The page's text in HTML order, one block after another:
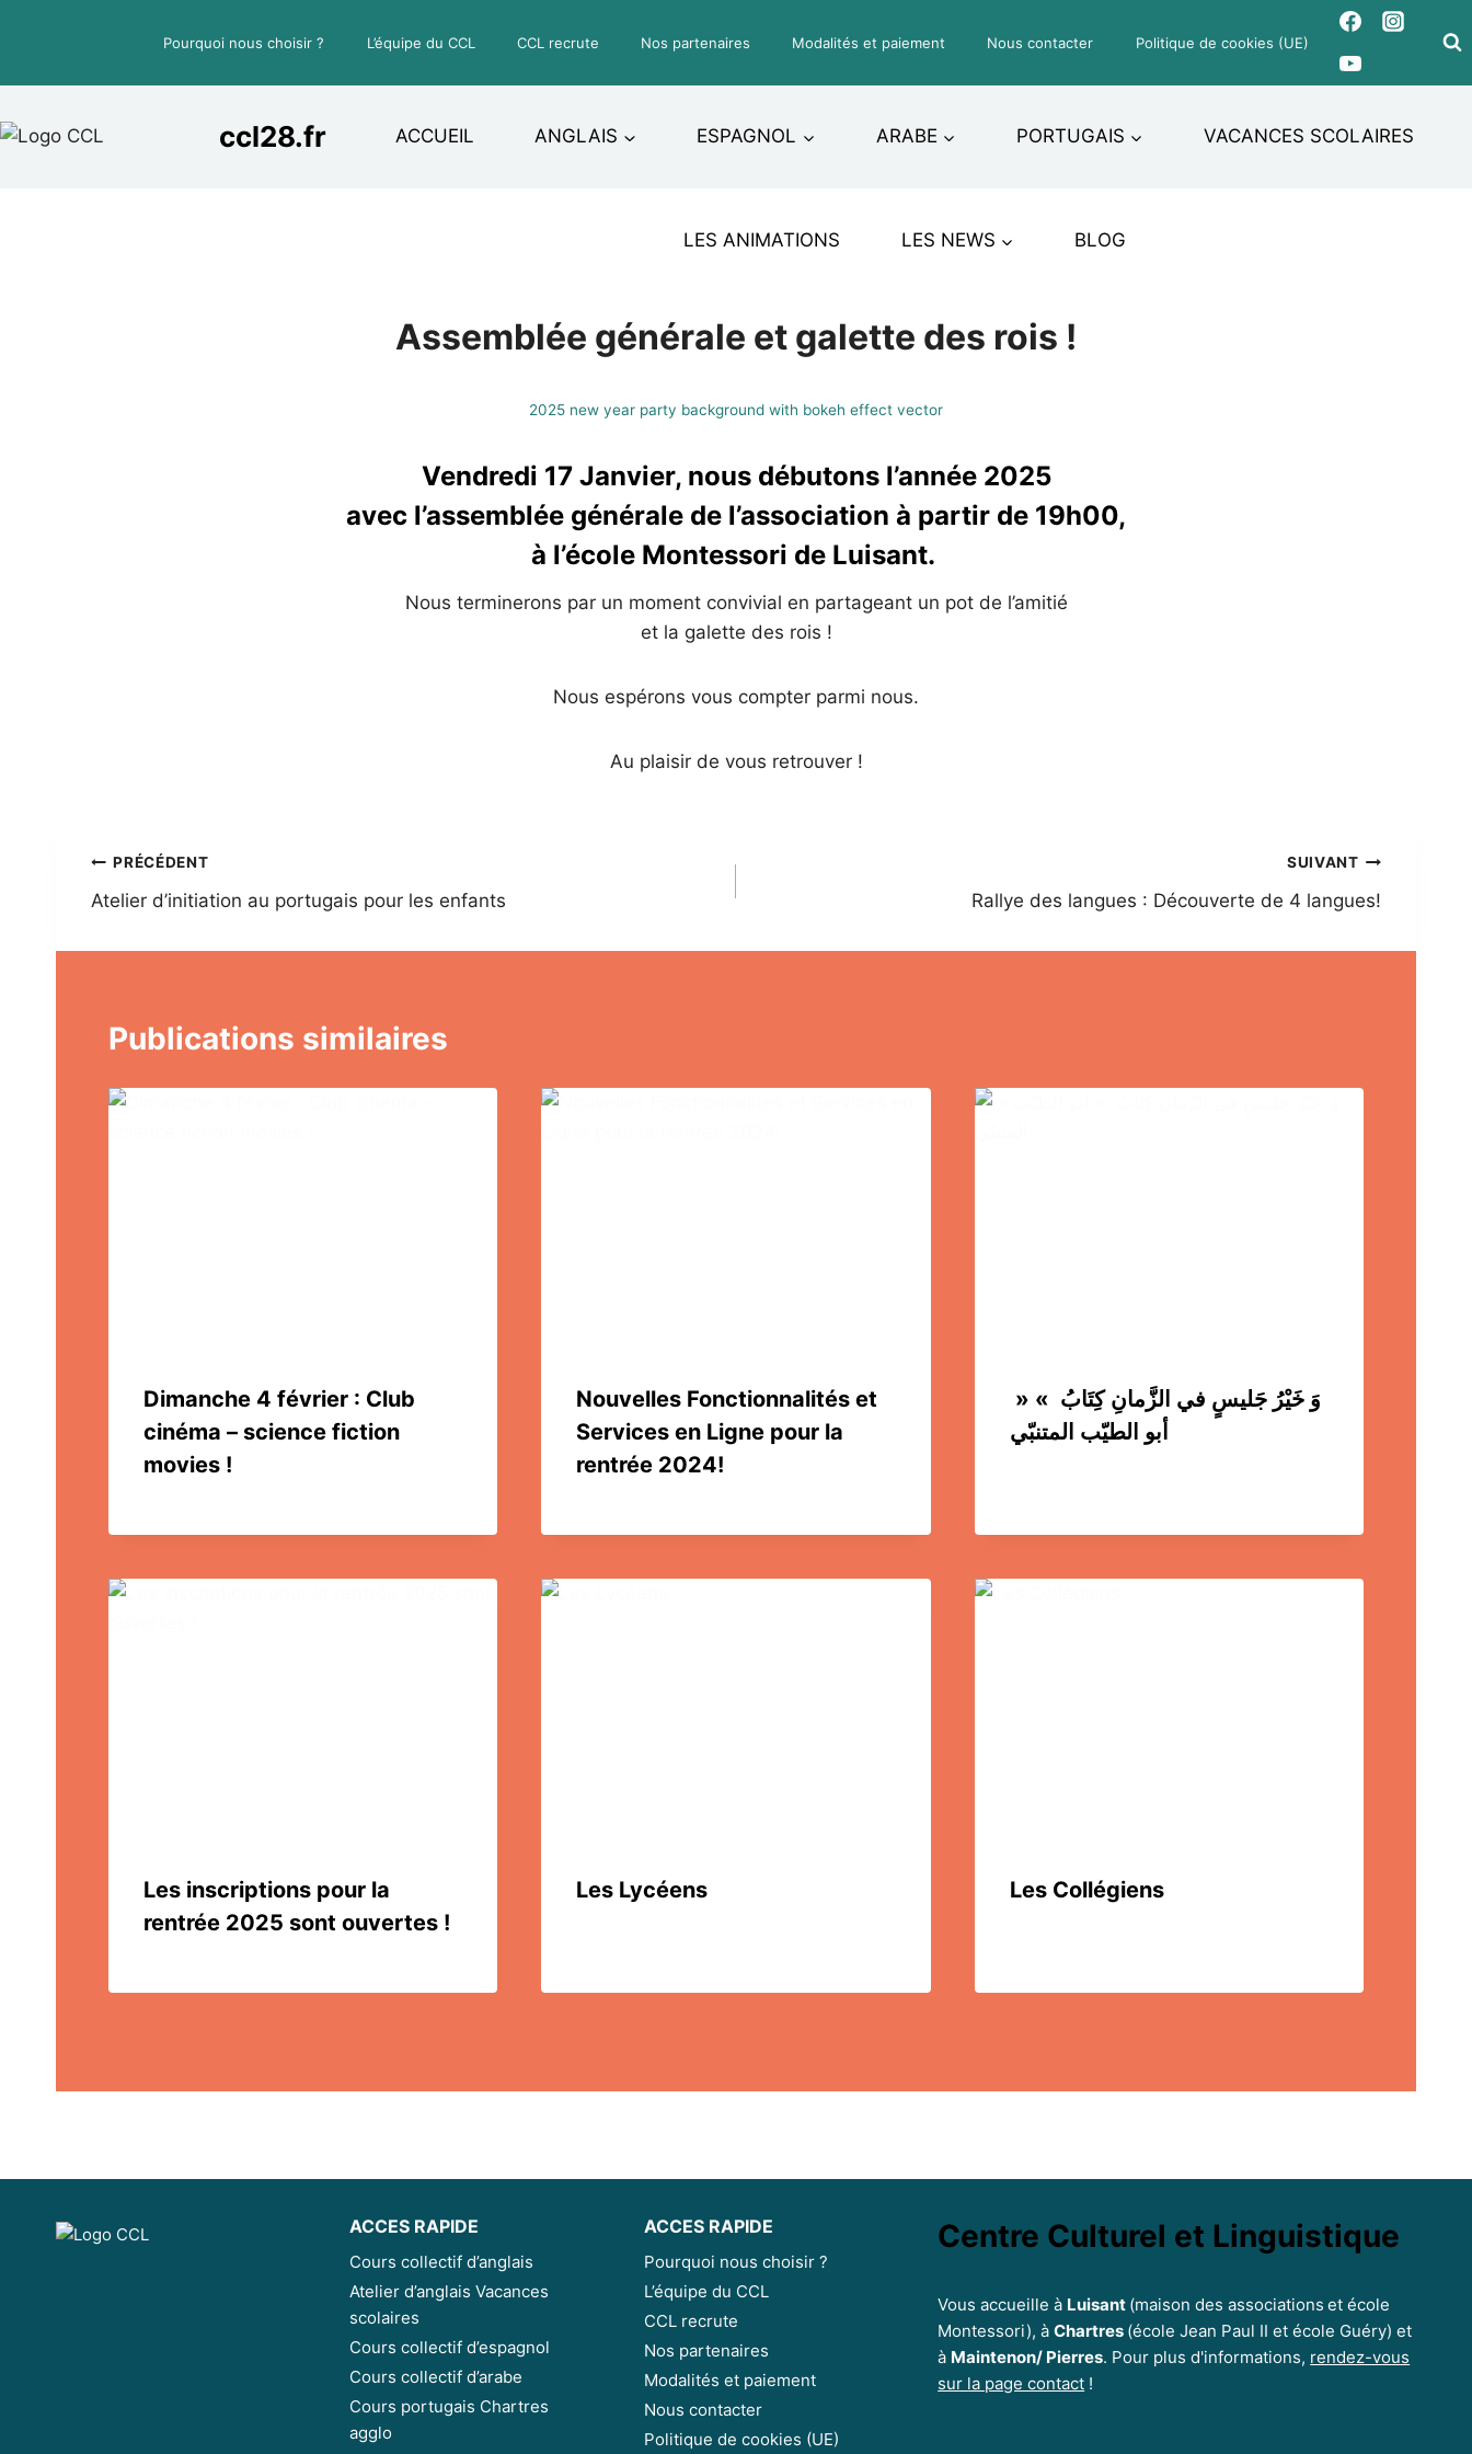
Pourquoi nous choisir ? L’équipe du CCL CCL recrute Nos partenaires Modalités et paiement Nous contacter Politique de cookies (UE)
ccl28.fr ACCUEIL ANGLAIS ESPAGNOL ARABE PORTUGAIS VACANCES SCOLAIRES
LES ANIMATIONS LES NEWS BLOG
Assemblée générale et galette des rois !
2025 new year party background with bokeh effect vector
Vendredi 17 Janvier, nous débutons l’année 2025
avec l’assemblée générale de l’association à partir de 19h00,
à l’école Montessori de Luisant.
Nous terminerons par un moment convivial en partageant un pot de l’amitié
et la galette des rois !
Nous espérons vous compter parmi nous.
Au plaisir de vous retrouver !
Navigation
de
l’article
PRÉCÉDENT
Atelier d’initiation au portugais pour les enfants
SUIVANT
Rallye des langues : Découverte de 4 langues!
Publications similaires
Dimanche 4 février : Club
cinéma – science fiction
movies !
Nouvelles Fonctionnalités et
Services en Ligne pour la
rentrée 2024!
» وَ خَيْرُ جَليسٍ في الزَّمانِ كِتَابُ »
أبو الطيّب المتنبّي
Les inscriptions pour la
rentrée 2025 sont ouvertes !
Les Lycéens Les Collégiens
ACCES RAPIDE
Cours collectif d’anglais
Atelier d’anglais Vacances
scolaires
Cours collectif d’espagnol
Cours collectif d’arabe
Cours portugais Chartres
agglo
ACCES RAPIDE
Pourquoi nous choisir ?
L’équipe du CCL
CCL recrute
Nos partenaires
Modalités et paiement
Nous contacter
Politique de cookies (UE)
Centre Culturel et Linguistique
Vous accueille à Luisant (maison des associations et école
Montessori), àChartres (école Jean Paul II et école Guéry) et
à Maintenon/ Pierres. Pour plus d'informations, rendez-vous
sur la page contact !